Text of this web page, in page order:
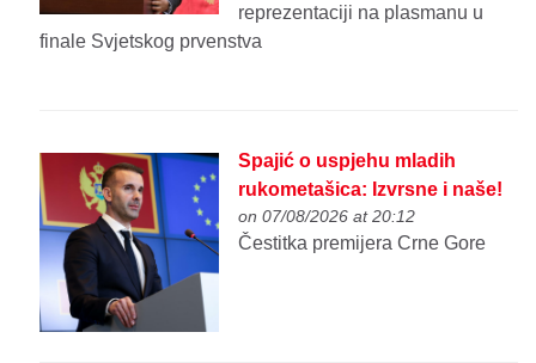
reprezentaciji na plasmanu u
finale Svjetskog prvenstva
Spajić o uspjehu mladih
rukometašica: Izvrsne i naše!
on 07/08/2026 at 20:12
Čestitka premijera Crne Gore